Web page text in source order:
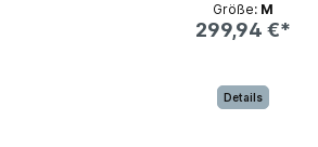
Größe: M
299,94 €*
Details